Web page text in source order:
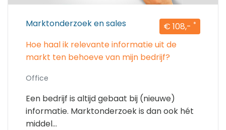
Marktonderzoek en sales € 108,- *
Hoe haal ik relevante informatie uit de
markt ten behoeve van mijn bedrijf?
Office
Een bedrijf is altijd gebaat bij (nieuwe)
informatie. Marktonderzoek is dan ook hét
middel...